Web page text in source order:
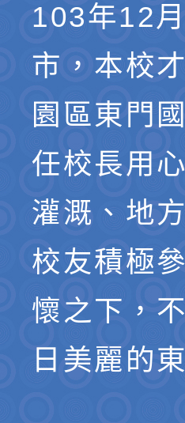
103年12
市，本校
園區東門
任校長用
灌溉、地
校友積極
懷之下，
日美麗的